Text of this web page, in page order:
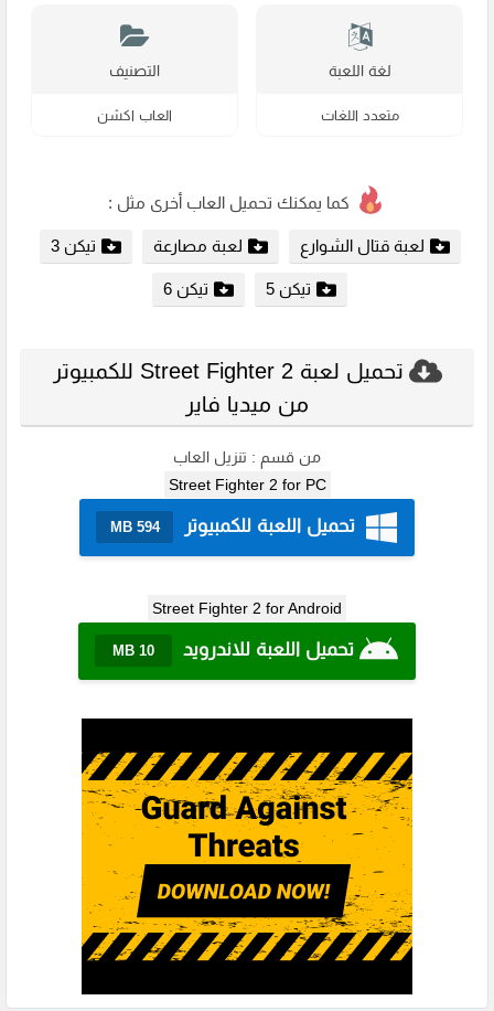
لغة اللعبة
متعدد اللغات
التصنيف
العاب اكشن
كما يمكنك تحميل العاب أخرى مثل :
لعبة قتال الشوارع لعبة مصارعة تيكن 3
تيكن 5 تيكن 6
تحميل لعبة Street Fighter 2 للكمبيوتر
من ميديا فاير
من قسم : تنزيل العاب
Street Fighter 2 for PC
تحميل اللعبة للكمبيوتر 594 MB
Street Fighter 2 for Android
تحميل اللعبة للاندرويد 10 MB